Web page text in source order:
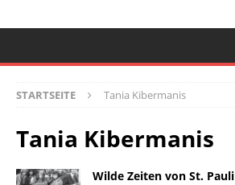
STARTSEITE Tania Kibermanis
Tania Kibermanis
Wilde Zeiten von St. Pauli